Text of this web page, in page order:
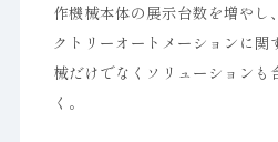
作機械本体の展示台数を増やし
クトリーオートメーションに関
械だけでなくソリューションも
く。